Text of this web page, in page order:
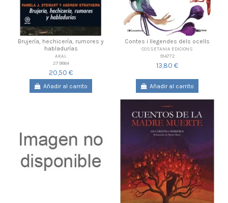
Brujería, hechicería, rumores y
habladurías
AKAL
279864
20,50 €
Añadir al carrito
Contes i llegendes dels ocells
COSSETANIA EDICIONS
914772
13,80 €
Añadir al carrito